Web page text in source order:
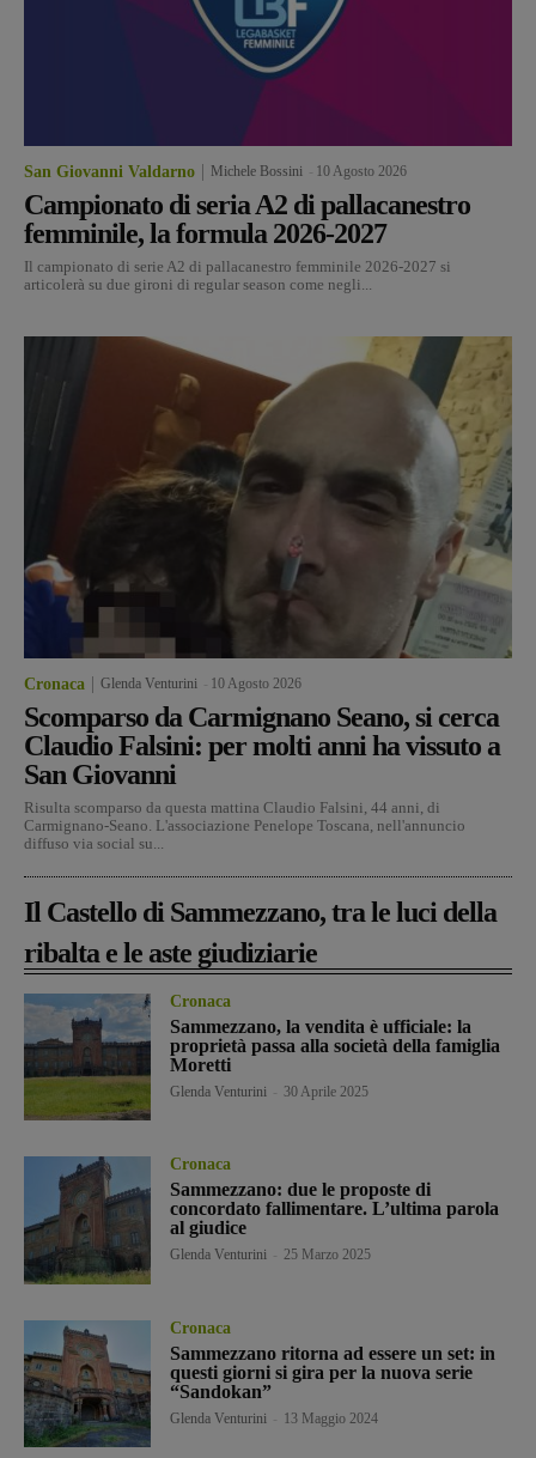
San Giovanni Valdarno Michele Bossini 10 Agosto 2026
Campionato di seria A2 di pallacanestro
femminile, la formula 2026-2027
Il campionato di serie A2 di pallacanestro femminile 2026-2027 si
articolerà su due gironi di regular season come negli...
Cronaca Glenda Venturini 10 Agosto 2026
Scomparso da Carmignano Seano, si cerca
Claudio Falsini: per molti anni ha vissuto a
San Giovanni
Risulta scomparso da questa mattina Claudio Falsini, 44 anni, di
Carmignano-Seano. L'associazione Penelope Toscana, nell'annuncio
diffuso via social su...
Il Castello di Sammezzano, tra le luci della
ribalta e le aste giudiziarie
Cronaca
Sammezzano, la vendita è ufficiale: la
proprietà passa alla società della famiglia
Moretti
Glenda Venturini 30 Aprile 2025
Cronaca
Sammezzano: due le proposte di
concordato fallimentare. L’ultima parola
al giudice
Glenda Venturini 25 Marzo 2025
Cronaca
Sammezzano ritorna ad essere un set: in
questi giorni si gira per la nuova serie
“Sandokan”
Glenda Venturini 13 Maggio 2024